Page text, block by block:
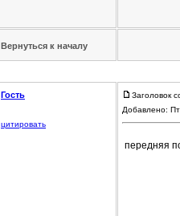
Вернуться к началу
Гость
цитировать
Заголовок
Добавлено:
передняя